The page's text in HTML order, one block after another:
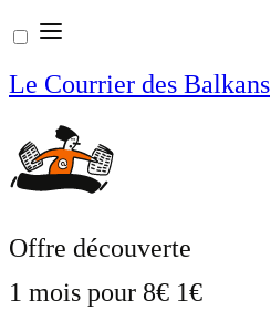
Aller
au
contenu
Le Courrier des Balkans
Offre découverte
1 mois pour 8€ 1€